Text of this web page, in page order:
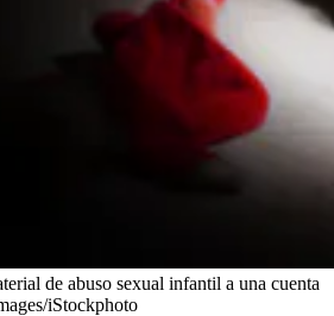
de abuso sexual infantil a una cuenta
iStockphoto